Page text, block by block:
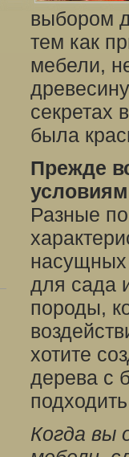
выбором
тем как
мебели,
секретах
была
Прежде
Разные
насущных
для сада
породы,
хотите
дерева с
Когда вы